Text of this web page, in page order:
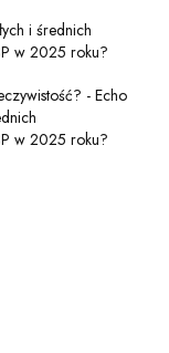
i średnich
w 2025 roku?
- Echo
w 2025 roku?